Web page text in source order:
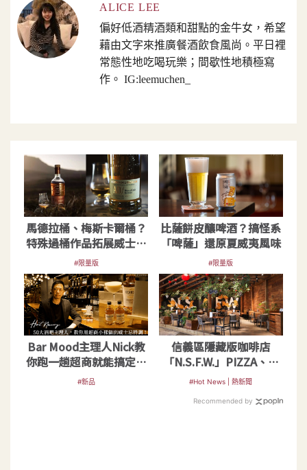
ALICE LEE
偏好低酒精酒類和甜點的金牛女，希望
藉由文字來推廣餐酒飲食風尚。平日裡
常態性地吃喝玩樂；間歇性地積極寫
作。 IG:leemuchen_
馬德拉桶、梅斯卡爾桶？
特殊過桶作品拓展威士忌
版圖
#限量版
比薩餅皮釀啤酒？搞怪系
「啤薩」還原夏威夷風味
#限量版
Bar Mood主理人Nick教
你跑一趟超商就能搞定的
DIY威士忌特調
#新品
信義區隱藏版咖啡店
「N.S.F.W.」PIZZA、飲
品、甜點一次滿足
#Hot News | 熱新聞
Recommended by